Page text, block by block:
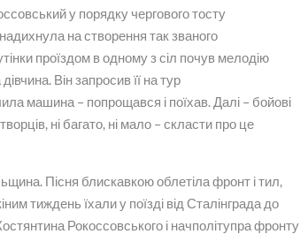
у порядку чергового тосту
на створення так званого
проїздом в одному з сіл почув мелодію
Він запросив її на тур
машина – попрощався і поїхав. Далі – бойові
ні багато, ні мало – скласти про це
Пісня блискавкою облетіла фронт і тил,
тиждень їхали у поїзді від Сталінграда до
Рокоссовського і начполітупра фронту